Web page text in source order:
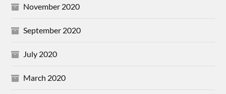
November 2020
September 2020
July 2020
March 2020